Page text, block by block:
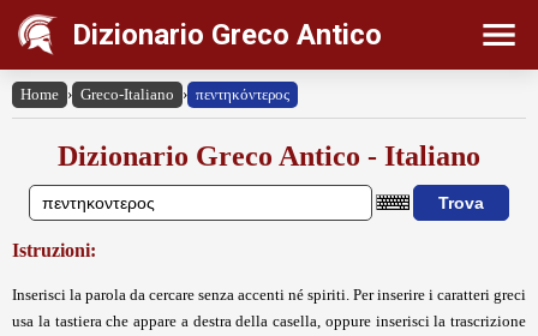
Dizionario Greco Antico
Home › Greco-Italiano › πεντηκόντερος
Dizionario Greco Antico - Italiano
Istruzioni:
Inserisci la parola da cercare senza accenti né spiriti. Per inserire i caratteri greci
usa la tastiera che appare a destra della casella, oppure inserisci la trascrizione